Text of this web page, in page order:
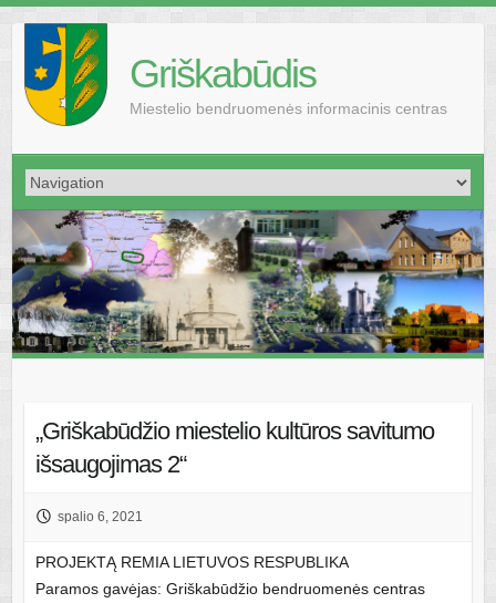
Griškabūdis
Miestelio bendruomenės informacinis centras
„Griškabūdžio miestelio kultūros savitumo
išsaugojimas 2“
spalio 6, 2021
PROJEKTĄ REMIA LIETUVOS RESPUBLIKA
Paramos gavėjas: Griškabūdžio bendruomenės centras